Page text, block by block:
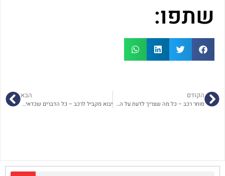
שתפו:
הקודם
סוחר רכב – כל מה שצריך לדעת על התפקיד, היתרונות והחסרונות
הבא
יבוא מקביל לרכב – כל הדברים שכדאי להכיר לפני שקונים